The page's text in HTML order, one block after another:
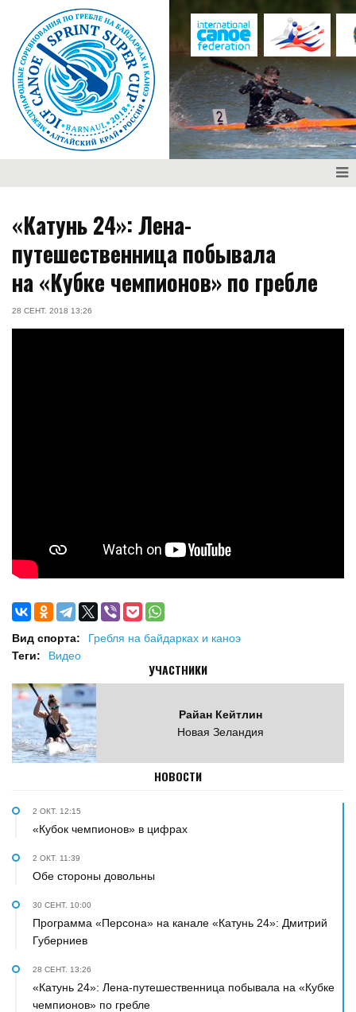
«Катунь 24»: Лена-
путешественница побывала
на «Кубке чемпионов» по гребле
28 СЕНТ. 2018 13:26
Вид спорта:
Гребля на байдарках и каноэ
Теги:
Видео
УЧАСТНИКИ
Райан Кейтлин
Новая Зеландия
НОВОСТИ
2 ОКТ. 12:15
«Кубок чемпионов» в цифрах
2 ОКТ. 11:39
Обе стороны довольны
30 СЕНТ. 10:00
Программа «Персона» на канале «Катунь 24»: Дмитрий
Губерниев
28 СЕНТ. 13:26
«Катунь 24»: Лена-путешественница побывала на «Кубке
чемпионов» по гребле